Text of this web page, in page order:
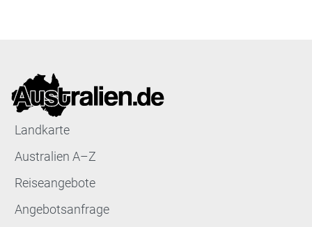
Landkarte
Australien A–Z
Reiseangebote
Angebotsanfrage